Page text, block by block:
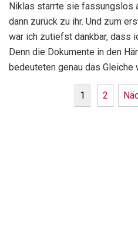
Niklas starrte sie fassungslos
dann zurück zu ihr. Und zum
war ich zutiefst dankbar, dass
Denn die Dokumente in den
bedeuteten genau das Gleiche
1 2